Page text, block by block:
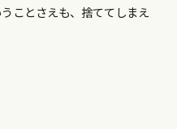
ことさえも、捨ててしまえ